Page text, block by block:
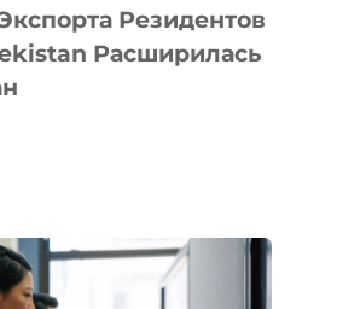
Резидентов
Расширилась